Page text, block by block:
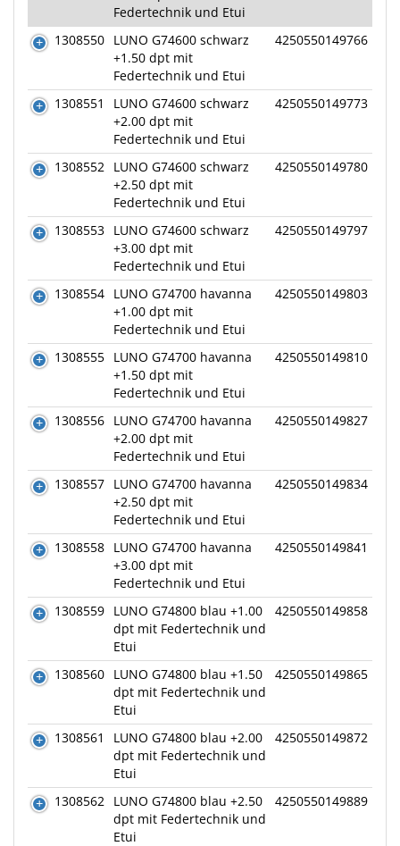
Federtechnik und Etui
1308550 LUNO G74600 schwarz
+1.50 dpt mit
Federtechnik und Etui
4250550149766
1308551
LUNO G74600 schwarz
+2.00 dpt mit
Federtechnik und Etui
4250550149773
1308552 LUNO G74600 schwarz
+2.50 dpt mit
Federtechnik und Etui
4250550149780
1308553 LUNO G74600 schwarz
+3.00 dpt mit
Federtechnik und Etui
4250550149797
1308554 LUNO G74700 havanna
+1.00 dpt mit
Federtechnik und Etui
4250550149803
1308555 LUNO G74700 havanna
+1.50 dpt mit
Federtechnik und Etui
4250550149810
1308556 LUNO G74700 havanna
+2.00 dpt mit
Federtechnik und Etui
4250550149827
1308557 LUNO G74700 havanna
+2.50 dpt mit
Federtechnik und Etui
4250550149834
1308558 LUNO G74700 havanna
+3.00 dpt mit
Federtechnik und Etui
4250550149841
1308559 LUNO G74800 blau +1.00
dpt mit Federtechnik und
Etui
4250550149858
1308560 LUNO G74800 blau +1.50
dpt mit Federtechnik und
Etui
4250550149865
1308561
LUNO G74800 blau +2.00
dpt mit Federtechnik und
Etui
4250550149872
1308562 LUNO G74800 blau +2.50
dpt mit Federtechnik und
Etui
4250550149889